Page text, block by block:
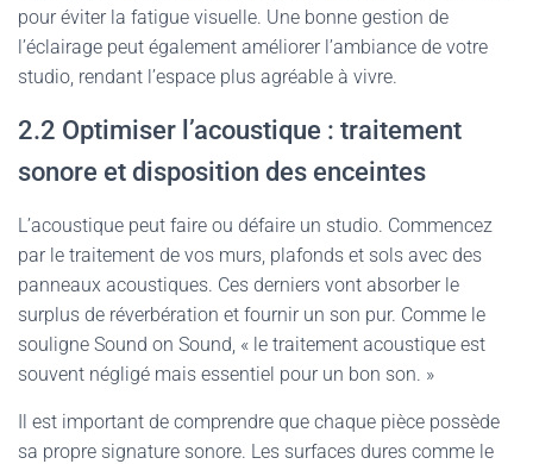
pour éviter la fatigue visuelle. Une bonne gestion de
l’éclairage peut également améliorer l’ambiance de votre
studio, rendant l’espace plus agréable à vivre.
2.2 Optimiser l’acoustique : traitement
sonore et disposition des enceintes
L’acoustique peut faire ou défaire un studio. Commencez
par le traitement de vos murs, plafonds et sols avec des
panneaux acoustiques. Ces derniers vont absorber le
surplus de réverbération et fournir un son pur. Comme le
souligne Sound on Sound, « le traitement acoustique est
souvent négligé mais essentiel pour un bon son. »
Il est important de comprendre que chaque pièce possède
sa propre signature sonore. Les surfaces dures comme le